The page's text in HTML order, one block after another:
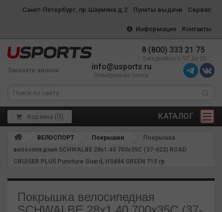
Санкт-Петербург, пр.Шаумяна д.2 Пункты выдачи Сервис
Информация Контакты
8 (800) 333 21 75
Ежедневно с 10 до 20
Заказать звонок info@usports.ru
Электронная почта
КАТАЛОГ
Корзина (0)
ВЕЛОСПОРТ Покрышки
Покрышка
велосипедная SCHWALBE 28x1.40 700x35C (37-622) ROAD
CRUISER PLUS Puncture Guard, HS484 GREEN 715 гр
Покрышка велосипедная